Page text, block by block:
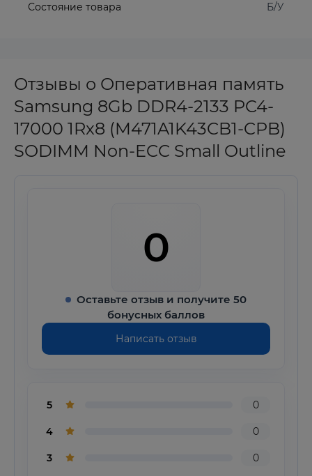
Состояние товара Б/У
Отзывы о Оперативная память
Samsung 8Gb DDR4-2133 PC4-
17000 1Rx8 (M471A1K43CB1-CPB)
SODIMM Non-ECC Small Outline
0
Оставьте отзыв и получите 50
бонусных баллов
Написать отзыв
5 0
4 0
3 0